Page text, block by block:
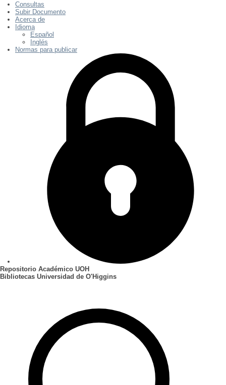
Consultas
Subir Documento
Acerca de
Idioma
Español
Inglés
Normas para publicar
Repositorio Académico UOH
Bibliotecas Universidad de O'Higgins